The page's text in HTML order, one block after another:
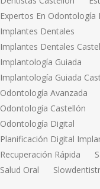
Expertos En Odontología
Implantes Dentales
Implantes Dentales
Implantología Guiada
Implantología Guiada
Odontología Avanzada
Odontología Castellón
Odontología Digital
Planificación Digital
Recuperación Rápida
Salud Oral